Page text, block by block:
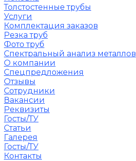
Толстостенные трубы
Услуги
Комплектация заказов
Резка труб
Фото труб
Спектральный анализ металлов
О компании
Спецпредложения
Отзывы
Сотрудники
Вакансии
Реквизиты
Госты/ТУ
Статьи
Галерея
Госты/ТУ
Контакты